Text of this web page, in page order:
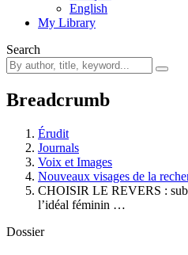
English
My Library
Search
Breadcrumb
Érudit
Journals
Voix et Images
Nouveaux visages de la
CHOISIR LE REVERS :
l’idéal féminin …
Dossier